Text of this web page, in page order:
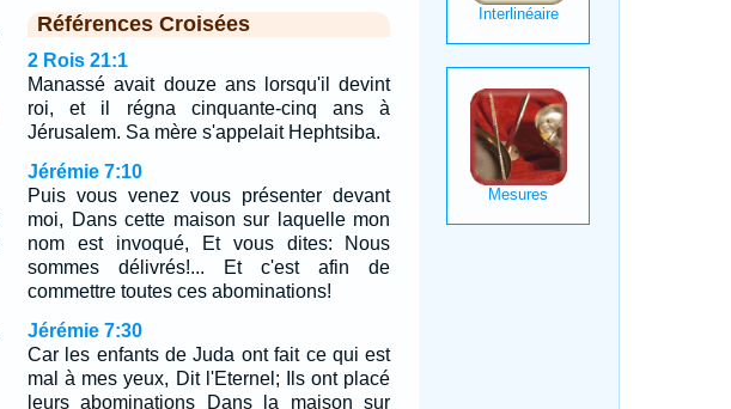
Références Croisées
2 Rois 21:1
Manassé avait douze ans lorsqu'il devint
roi, et il régna cinquante-cinq ans à
Jérusalem. Sa mère s'appelait Hephtsiba.
Jérémie 7:10
Puis vous venez vous présenter devant
moi, Dans cette maison sur laquelle mon
nom est invoqué, Et vous dites: Nous
sommes délivrés!... Et c'est afin de
commettre toutes ces abominations!
Jérémie 7:30
Car les enfants de Juda ont fait ce qui est
mal à mes yeux, Dit l'Eternel; Ils ont placé
leurs abominations Dans la maison sur